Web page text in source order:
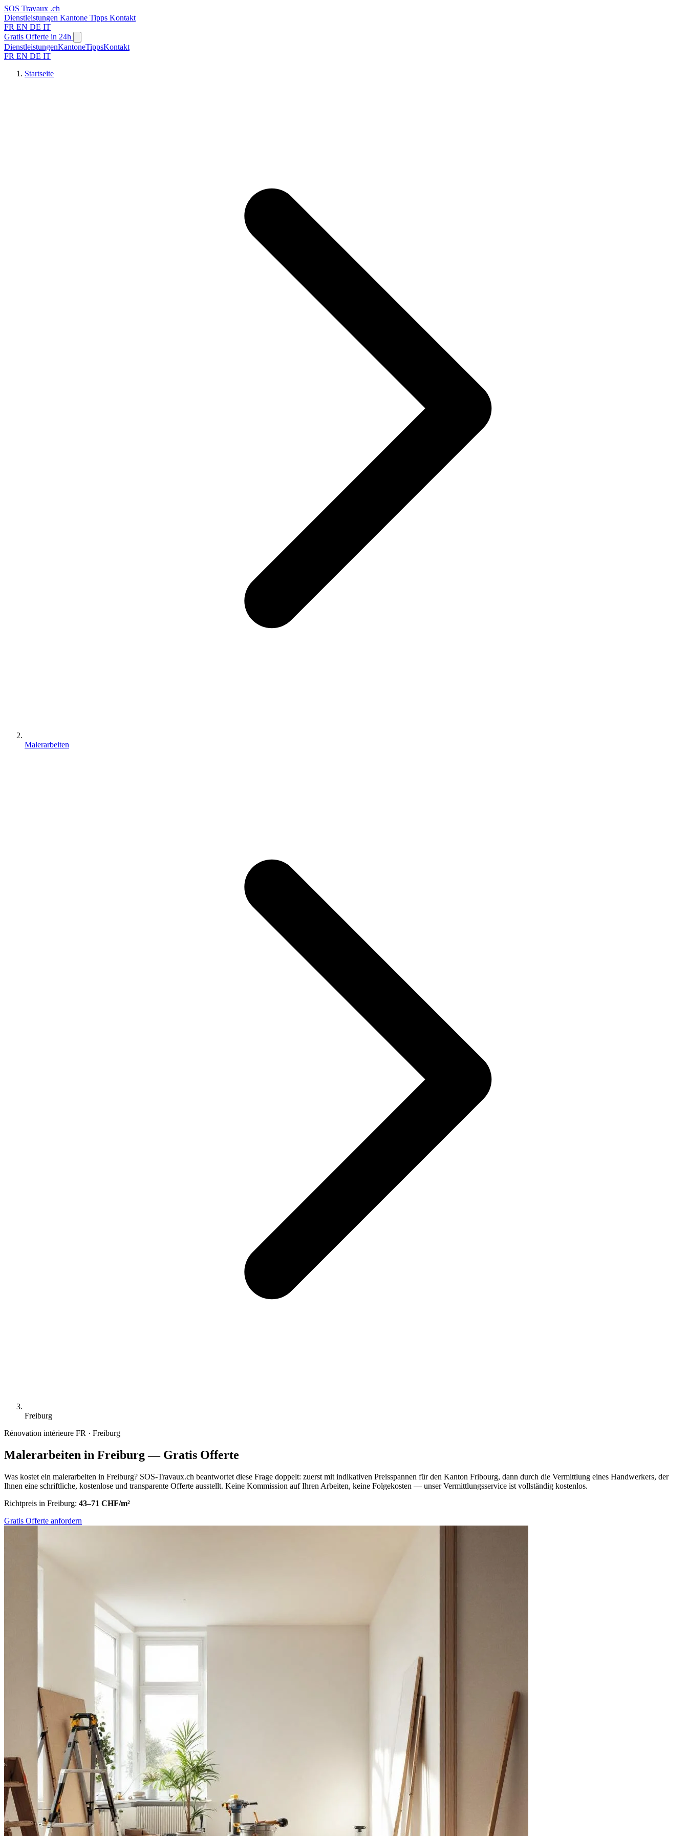
SOS Travaux .ch
Dienstleistungen Kantone Tipps Kontakt
FR EN DE IT
Gratis Offerte in 24h
DienstleistungenKantoneTippsKontakt
FR EN DE IT
Startseite
Malerarbeiten
Freiburg
Rénovation intérieure FR · Freiburg
Malerarbeiten in Freiburg — Gratis Offerte
Was kostet ein malerarbeiten in Freiburg? SOS-Travaux.ch beantwortet diese Frage doppelt: zuerst mit indikativen Preisspannen für den Kanton Fribourg, dann durch die Vermittlung eines Handwerkers, der
Ihnen eine schriftliche, kostenlose und transparente Offerte ausstellt. Keine Kommission auf Ihren Arbeiten, keine Folgekosten — unser Vermittlungsservice ist vollständig kostenlos.
Richtpreis in Freiburg: 43–71 CHF/m²
Gratis Offerte anfordern